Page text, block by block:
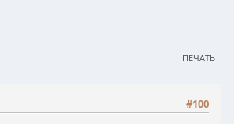
ПЕЧАТЬ
#100